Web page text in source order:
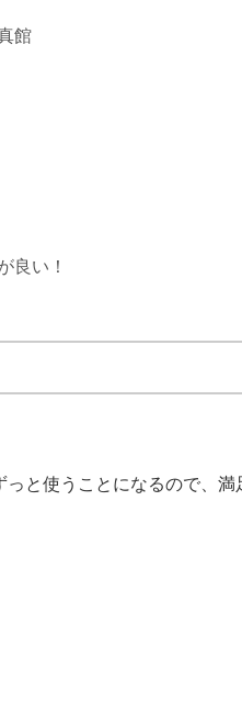
館
良い！
と使うことになるので、満